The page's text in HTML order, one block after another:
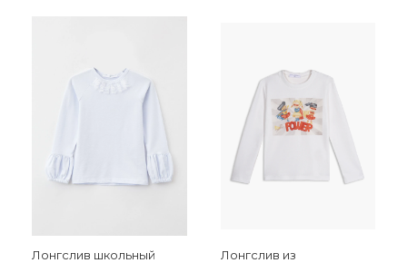
Лонгслив школьный
Лонгслив из